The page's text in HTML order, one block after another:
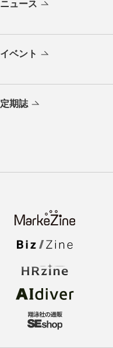
ニュース
イベント
定期誌